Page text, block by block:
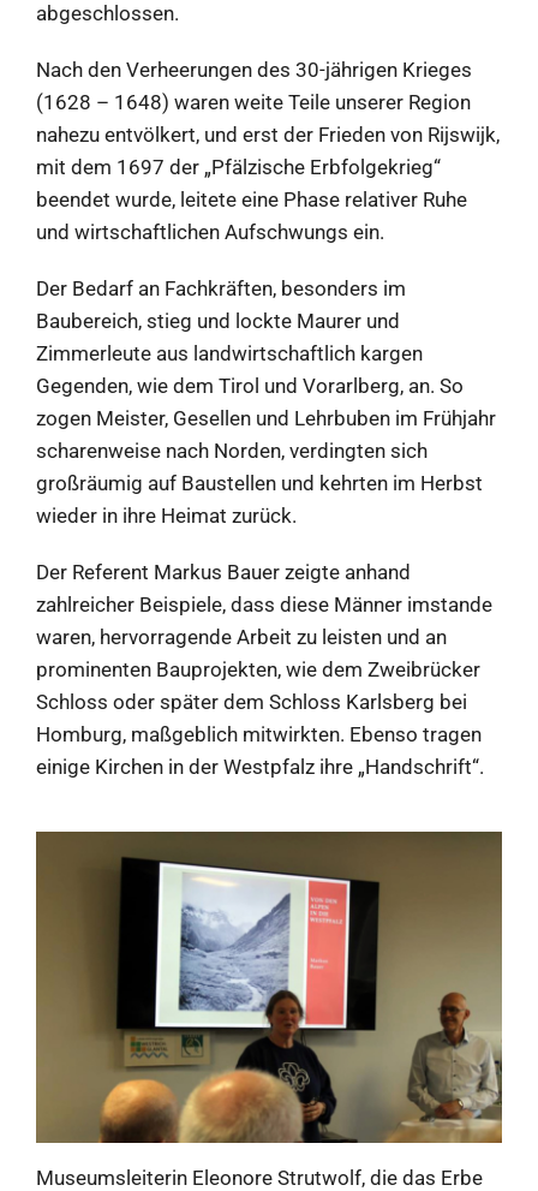
abgeschlossen.
Nach den Verheerungen des 30-jährigen Krieges
(1628 – 1648) waren weite Teile unserer Region
nahezu entvölkert, und erst der Frieden von Rijswijk,
mit dem 1697 der „Pfälzische Erbfolgekrieg“
beendet wurde, leitete eine Phase relativer Ruhe
und wirtschaftlichen Aufschwungs ein.
Der Bedarf an Fachkräften, besonders im
Baubereich, stieg und lockte Maurer und
Zimmerleute aus landwirtschaftlich kargen
Gegenden, wie dem Tirol und Vorarlberg, an. So
zogen Meister, Gesellen und Lehrbuben im Frühjahr
scharenweise nach Norden, verdingten sich
großräumig auf Baustellen und kehrten im Herbst
wieder in ihre Heimat zurück.
Der Referent Markus Bauer zeigte anhand
zahlreicher Beispiele, dass diese Männer imstande
waren, hervorragende Arbeit zu leisten und an
prominenten Bauprojekten, wie dem Zweibrücker
Schloss oder später dem Schloss Karlsberg bei
Homburg, maßgeblich mitwirkten. Ebenso tragen
einige Kirchen in der Westpfalz ihre „Handschrift“.
Museumsleiterin Eleonore Strutwolf, die das Erbe